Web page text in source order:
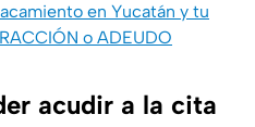
en Yucatán y tu
o ADEUDO
acudir a la cita